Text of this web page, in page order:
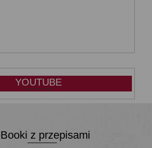
YOUTUBE
z przepisami